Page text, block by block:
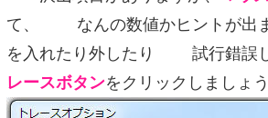
て、 なんの数値かヒントが出ま
を入れたり外したり 試行錯誤し
レースボタンをクリックしましょう